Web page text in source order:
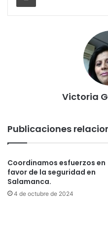
Victoria
Publicaciones
Coordinamos esfuerzos en
favor de la seguridad en
Salamanca.
4 de octubre de 2024